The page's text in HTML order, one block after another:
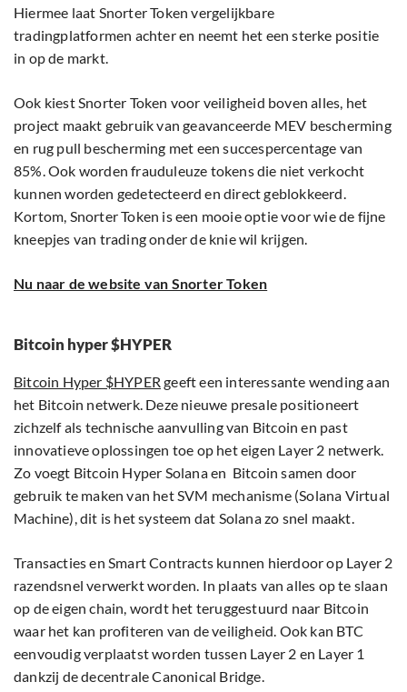
Hiermee laat Snorter Token vergelijkbare
tradingplatformen achter en neemt het een sterke positie
in op de markt.
Ook kiest Snorter Token voor veiligheid boven alles, het
project maakt gebruik van geavanceerde MEV bescherming
en rug pull bescherming met een succespercentage van
85%. Ook worden frauduleuze tokens die niet verkocht
kunnen worden gedetecteerd en direct geblokkeerd.
Kortom, Snorter Token is een mooie optie voor wie de fijne
kneepjes van trading onder de knie wil krijgen.
Nu naar de website van Snorter Token
Bitcoin hyper $HYPER
Bitcoin Hyper $HYPER geeft een interessante wending aan
het Bitcoin netwerk. Deze nieuwe presale positioneert
zichzelf als technische aanvulling van Bitcoin en past
innovatieve oplossingen toe op het eigen Layer 2 netwerk.
Zo voegt Bitcoin Hyper Solana en Bitcoin samen door
gebruik te maken van het SVM mechanisme (Solana Virtual
Machine), dit is het systeem dat Solana zo snel maakt.
Transacties en Smart Contracts kunnen hierdoor op Layer 2
razendsnel verwerkt worden. In plaats van alles op te slaan
op de eigen chain, wordt het teruggestuurd naar Bitcoin
waar het kan profiteren van de veiligheid. Ook kan BTC
eenvoudig verplaatst worden tussen Layer 2 en Layer 1
dankzij de decentrale Canonical Bridge.